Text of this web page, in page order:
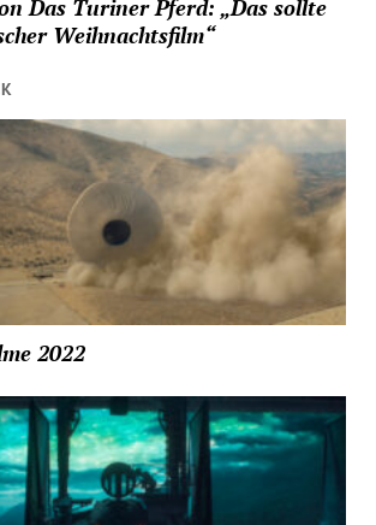
Das Turiner Pferd: „Das sollte
Weihnachtsfilm“
2022